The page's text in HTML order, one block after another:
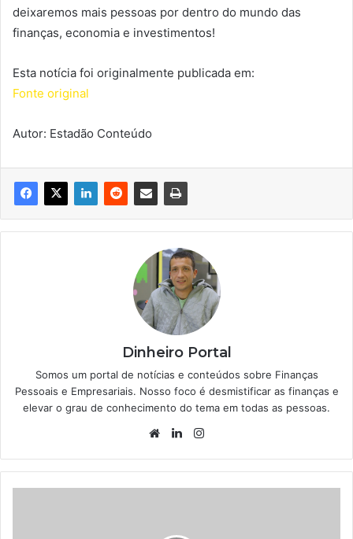
deixaremos mais pessoas por dentro do mundo das
finanças, economia e investimentos!
Esta notícia foi originalmente publicada em:
Fonte original
Autor: Estadão Conteúdo
Dinheiro Portal
Somos um portal de notícias e conteúdos sobre Finanças
Pessoais e Empresariais. Nosso foco é desmistificar as finanças e
elevar o grau de conhecimento do tema em todas as pessoas.
WebsiteLinkedin